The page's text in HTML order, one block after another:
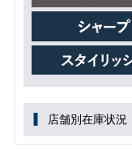
店舗別在庫状況